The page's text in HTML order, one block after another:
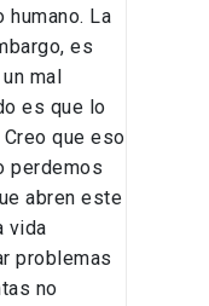
humano. La
es
mal
es que lo
Creo que eso
perdemos
abren este
vida
problemas
no